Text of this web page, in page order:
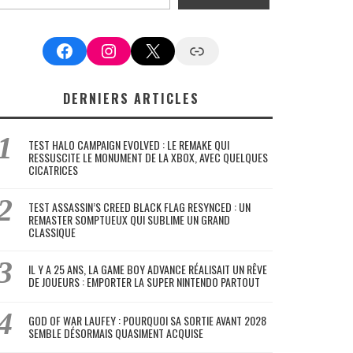
FacebookInstagram
X Google News
DERNIERS ARTICLES
TEST HALO CAMPAIGN EVOLVED : LE REMAKE QUI
RESSUSCITE LE MONUMENT DE LA XBOX, AVEC QUELQUES
CICATRICES
TEST ASSASSIN’S CREED BLACK FLAG RESYNCED : UN
REMASTER SOMPTUEUX QUI SUBLIME UN GRAND
CLASSIQUE
IL Y A 25 ANS, LA GAME BOY ADVANCE RÉALISAIT UN RÊVE
DE JOUEURS : EMPORTER LA SUPER NINTENDO PARTOUT
GOD OF WAR LAUFEY : POURQUOI SA SORTIE AVANT 2028
SEMBLE DÉSORMAIS QUASIMENT ACQUISE